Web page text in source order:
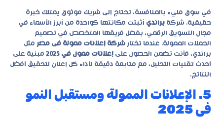
في سوق مليء بالمنافسة، تحتاج إلى شريك موثوق يمتلك خبرة
حقيقية. شركة براندي أثبتت مكانتها كواحدة من أبرز الأسماء في
مجال التسويق الرقمي، بفضل فريقها المتخصص في تصميم
الحملات الممولة. عندما تختار شركة إعلانات ممولة فى مصر مثل
براندي، فأنت تضمن الحصول على إعلانات ممول في 2025
مبنية على
أحدث تقنيات التحليل، مع متابعة دقيقة لأداء كل إعلان لتحقيق أفضل
النتائج.
5. الإعلانات الممولة ومستقبل النمو
في 2025